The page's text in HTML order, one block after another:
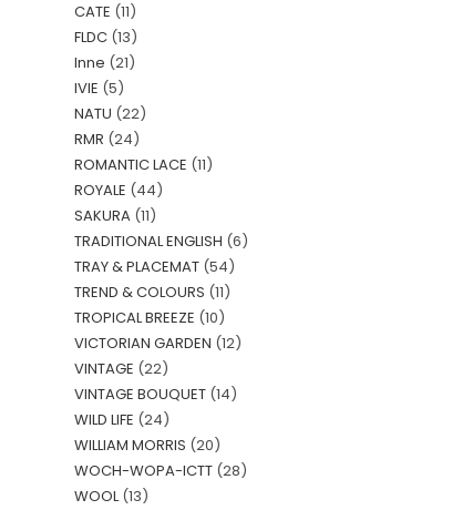
CATE (11)
FLDC (13)
Inne (21)
IVIE (5)
NATU (22)
RMR (24)
ROMANTIC LACE (11)
ROYALE (44)
SAKURA (11)
TRADITIONAL ENGLISH (6)
TRAY & PLACEMAT (54)
TREND & COLOURS (11)
TROPICAL BREEZE (10)
VICTORIAN GARDEN (12)
VINTAGE (22)
VINTAGE BOUQUET (14)
WILD LIFE (24)
WILLIAM MORRIS (20)
WOCH-WOPA-ICTT (28)
WOOL(13)